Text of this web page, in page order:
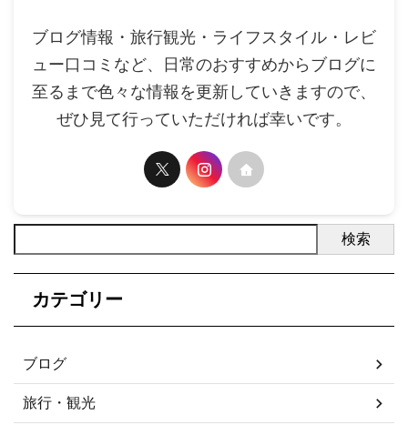
ブログ情報・旅行観光・ライフスタイル・レビ
ュー口コミなど、日常のおすすめからブログに
至るまで色々な情報を更新していきますので、
ぜひ見て行っていただければ幸いです。
検索
カテゴリー
ブログ
旅行・観光